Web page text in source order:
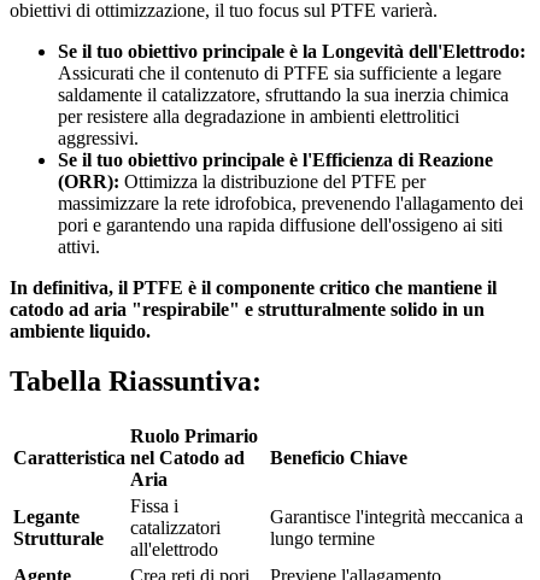
obiettivi di ottimizzazione, il tuo focus sul PTFE varierà.
Se il tuo obiettivo principale è la Longevità dell'Elettrodo:
Assicurati che il contenuto di PTFE sia sufficiente a legare
saldamente il catalizzatore, sfruttando la sua inerzia chimica
per resistere alla degradazione in ambienti elettrolitici
aggressivi.
Se il tuo obiettivo principale è l'Efficienza di Reazione
(ORR): Ottimizza la distribuzione del PTFE per
massimizzare la rete idrofobica, prevenendo l'allagamento dei
pori e garantendo una rapida diffusione dell'ossigeno ai siti
attivi.
In definitiva, il PTFE è il componente critico che mantiene il
catodo ad aria "respirabile" e strutturalmente solido in un
ambiente liquido.
Tabella Riassuntiva:
Caratteristica
Ruolo Primario
nel Catodo ad
Aria
Beneficio Chiave
Legante
Strutturale
Fissa i
catalizzatori
all'elettrodo
Garantisce l'integrità meccanica a
lungo termine